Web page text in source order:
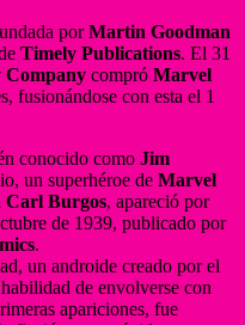
porMartin Goodman
Timely Publications. El 31
Company compró Marvel
fusionándose con esta el 1
conocido como Jim
un superhéroe de Marvel
Carl Burgos, apareció por
de 1939, publicado por
.
un androide creado por el
de envolverse con
apariciones, fue